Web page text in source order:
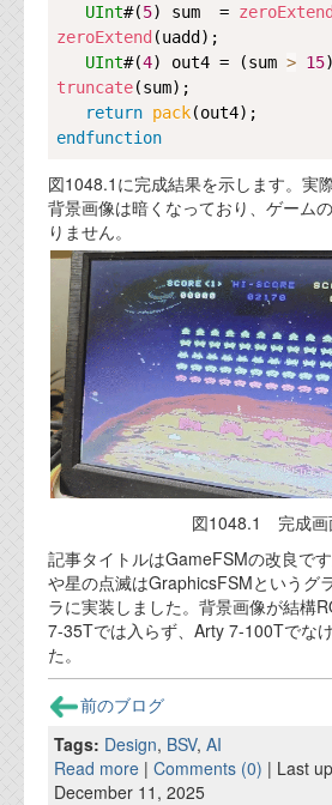
UInt#(5) sum  = zeroExtend
zeroExtend (uadd);
UInt#(4) out4 = (sum > 15
truncate(sum);
return pack
endfunction
図1048.1に完成結果を示します。実
背景画像は暗くなっており、ゲーム
りません。
図1048.1 完成画
記事タイトルはGameFSMの改良で
や星の点滅はGraphicsFSMというグ
ラに実装しました。背景画像が結構
7-35Tでは入らず、Arty 7-100Tでな
た。
前のブログ
Tags: Design, BSV, AI
Read more | Comments (0) | Last
December 11, 2025